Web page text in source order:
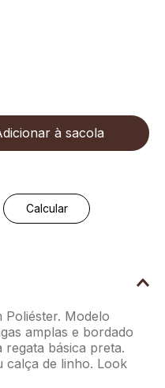
à sacola
Poliéster. Modelo
amplas e bordado
básica preta.
calça de linho. Look